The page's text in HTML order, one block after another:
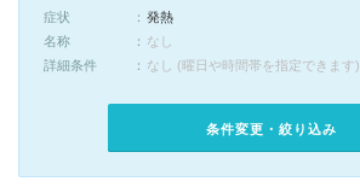
症状
発熱
名称
なし
詳細条件
なし (曜日や時間帯を指定できます)
条件変更・絞り込み